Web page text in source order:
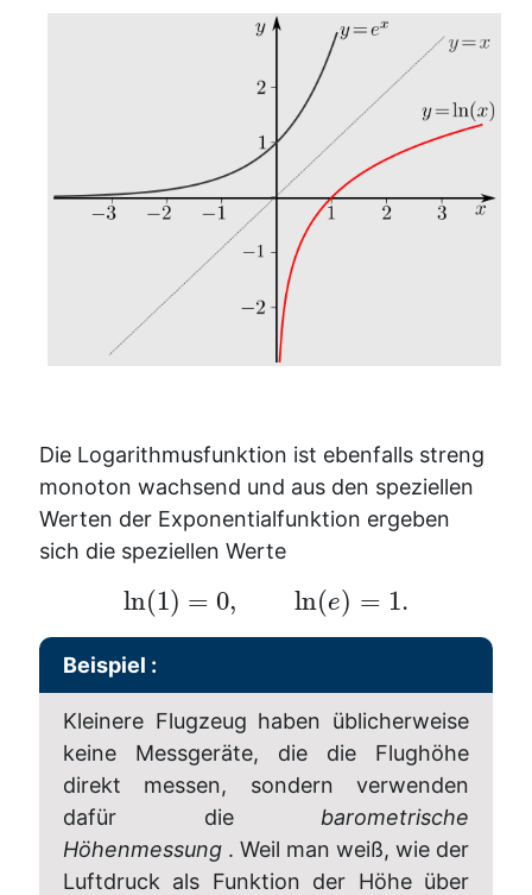
Die Logarithmusfunktion ist ebenfalls streng
monoton wachsend und aus den speziellen
Werten der Exponentialfunktion ergeben
sich die speziellen Werte
ln(1) = 0, ln(e) = 1.
Beispiel :
Kleinere Flugzeug haben üblicherweise
keine Messgeräte, die die Flughöhe
direkt messen, sondern verwenden
dafür die barometrische
Höhenmessung . Weil man weiß, wie der
Luftdruck als Funktion der Höhe über